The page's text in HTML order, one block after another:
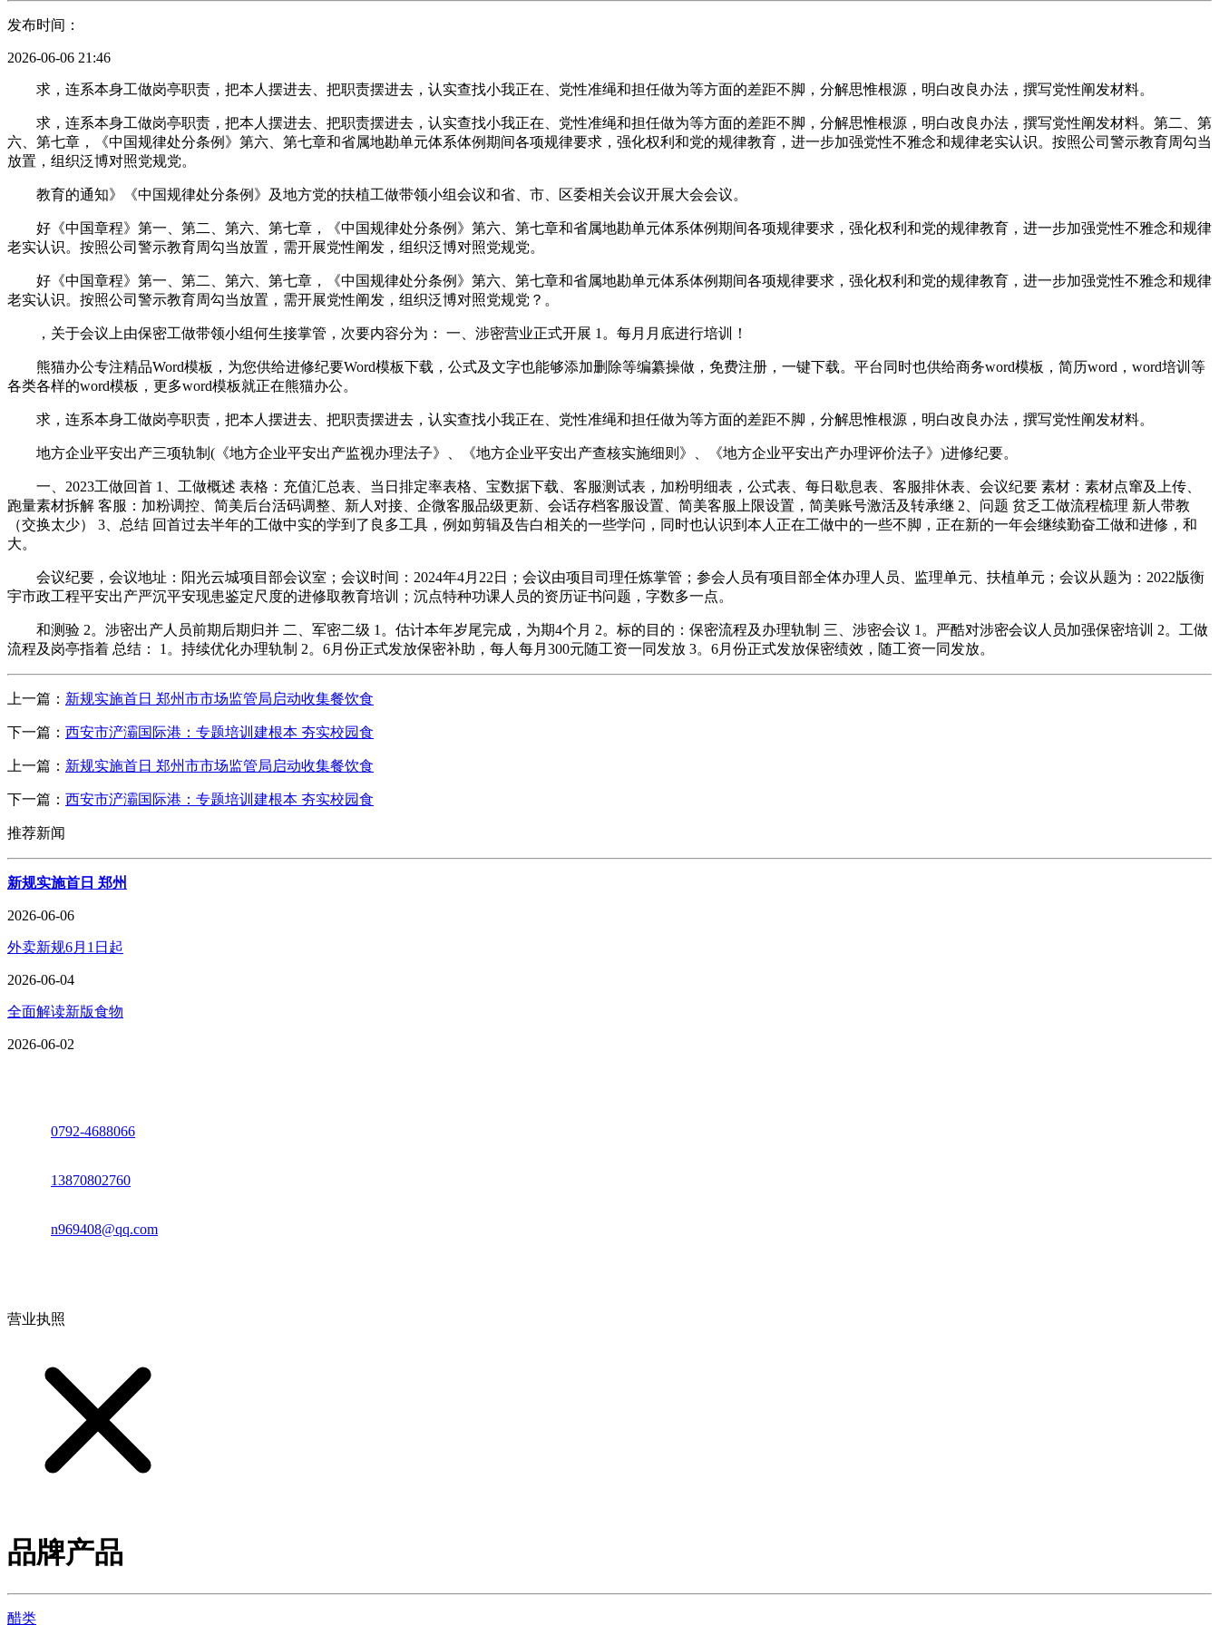
发布时间：
2026-06-06 21:46
求，连系本身工做岗亭职责，把本人摆进去、把职责摆进去，认实查找小我正在、党性准绳和担任做为等方面的差距不脚，分解思惟根源，明白改良办法，撰写党性阐发材料。
求，连系本身工做岗亭职责，把本人摆进去、把职责摆进去，认实查找小我正在、党性准绳和担任做为等方面的差距不脚，分解思惟根源，明白改良办法，撰写党性阐发材料。第二、第
六、第七章，《中国规律处分条例》第六、第七章和省属地勘单元体系体例期间各项规律要求，强化权利和党的规律教育，进一步加强党性不雅念和规律老实认识。按照公司警示教育周勾当
放置，组织泛博对照党规党。
教育的通知》《中国规律处分条例》及地方党的扶植工做带领小组会议和省、市、区委相关会议开展大会会议。
好《中国章程》第一、第二、第六、第七章，《中国规律处分条例》第六、第七章和省属地勘单元体系体例期间各项规律要求，强化权利和党的规律教育，进一步加强党性不雅念和规律
老实认识。按照公司警示教育周勾当放置，需开展党性阐发，组织泛博对照党规党。
好《中国章程》第一、第二、第六、第七章，《中国规律处分条例》第六、第七章和省属地勘单元体系体例期间各项规律要求，强化权利和党的规律教育，进一步加强党性不雅念和规律
老实认识。按照公司警示教育周勾当放置，需开展党性阐发，组织泛博对照党规党？。
，关于会议上由保密工做带领小组何生接掌管，次要内容分为： 一、涉密营业正式开展 1。每月月底进行培训！
熊猫办公专注精品Word模板，为您供给进修纪要Word模板下载，公式及文字也能够添加删除等编纂操做，免费注册，一键下载。平台同时也供给商务word模板，简历word，word培训等
各类各样的word模板，更多word模板就正在熊猫办公。
求，连系本身工做岗亭职责，把本人摆进去、把职责摆进去，认实查找小我正在、党性准绳和担任做为等方面的差距不脚，分解思惟根源，明白改良办法，撰写党性阐发材料。
地方企业平安出产三项轨制(《地方企业平安出产监视办理法子》、《地方企业平安出产查核实施细则》、《地方企业平安出产办理评价法子》)进修纪要。
一、2023工做回首 1、工做概述 表格：充值汇总表、当日排定率表格、宝数据下载、客服测试表，加粉明细表，公式表、每日歇息表、客服排休表、会议纪要 素材：素材点窜及上传、
跑量素材拆解 客服：加粉调控、简美后台活码调整、新人对接、企微客服品级更新、会话存档客服设置、简美客服上限设置，简美账号激活及转承继 2、问题 贫乏工做流程梳理 新人带教
（交换太少） 3、总结 回首过去半年的工做中实的学到了良多工具，例如剪辑及告白相关的一些学问，同时也认识到本人正在工做中的一些不脚，正在新的一年会继续勤奋工做和进修，和
大。
会议纪要，会议地址：阳光云城项目部会议室；会议时间：2024年4月22日；会议由项目司理任炼掌管；参会人员有项目部全体办理人员、监理单元、扶植单元；会议从题为：2022版衡
宇市政工程平安出产严沉平安现患鉴定尺度的进修取教育培训；沉点特种功课人员的资历证书问题，字数多一点。
和测验 2。涉密出产人员前期后期归并 二、军密二级 1。估计本年岁尾完成，为期4个月 2。标的目的：保密流程及办理轨制 三、涉密会议 1。严酷对涉密会议人员加强保密培训 2。工做
流程及岗亭指着 总结： 1。持续优化办理轨制 2。6月份正式发放保密补助，每人每月300元随工资一同发放 3。6月份正式发放保密绩效，随工资一同发放。
上一篇： 新规实施首日 郑州市市场监管局启动收集餐饮食
下一篇： 西安市浐灞国际港：专题培训建根本 夯实校园食
上一篇： 新规实施首日 郑州市市场监管局启动收集餐饮食
下一篇： 西安市浐灞国际港：专题培训建根本 夯实校园食
推荐新闻
新规实施首日 郑州
2026-06-06
外卖新规6月1日起
2026-06-04
全面解读新版食物
2026-06-02
0792-4688066
13870802760
n969408@qq.com
营业执照
品牌产品
醋类